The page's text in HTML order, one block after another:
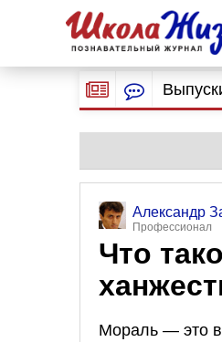
Александр
Профессионал
Что
Мораль — это